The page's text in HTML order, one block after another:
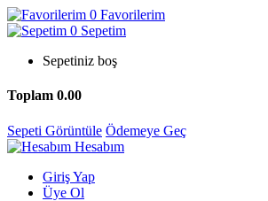
0 Favorilerim
0 Sepetim
Sepetiniz boş
Toplam 0.00
Sepeti Görüntüle Ödemeye Geç
Hesabım
Giriş Yap
Üye Ol